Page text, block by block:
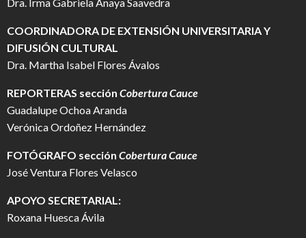
COORDINADORA DE EXTENSIÓN UNIVERSITARIA Y
DIFUSIÓN CULTURAL
Dra. Martha Isabel Flores Ávalos
REPORTERAS sección Cobertura Cauce
Guadalupe Ochoa Aranda
Verónica Ordoñez Hernández
FOTÓGRAFO sección Cobertura Cauce
José Ventura Flores Velasco
APOYO SECRETARIAL:
Roxana Huesca Ávila